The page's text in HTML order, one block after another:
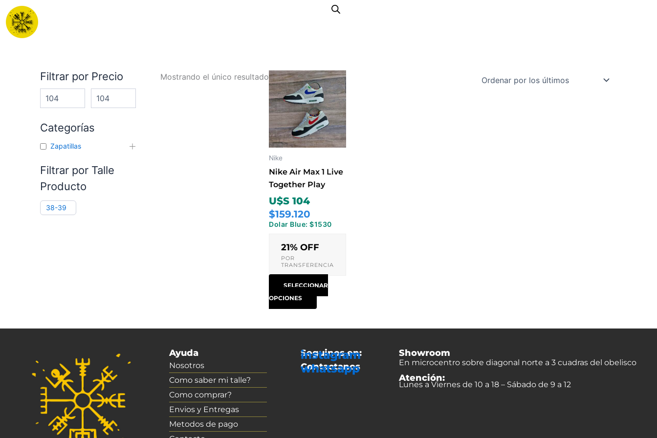
contenido
Filtrar por Precio
Categorías
Zapatillas
Filtrar por Talle
Producto
38-39
Mostrando el único resultado
Nike
Nike Air Max 1 Live
Together Play
U$S 104
$159.120
Dolar Blue: $1530
21% OFF
POR
TRANSFERENCIA
SELECCIONAR
OPCIONES
Este
producto
tiene
múltiples
variantes.
Las
elegir
página
de
Ayuda
Nosotros
Como saber mi talle?
Como comprar?
Envios y Entregas
Metodos de pago
Seguinos en:
instagram
Contactanos
whatsapp
Showroom
En microcentro sobre diagonal norte a 3 cuadras del obelisco
Atención:
Lunes a Viernes de 10 a 18 – Sábado de 9 a 12